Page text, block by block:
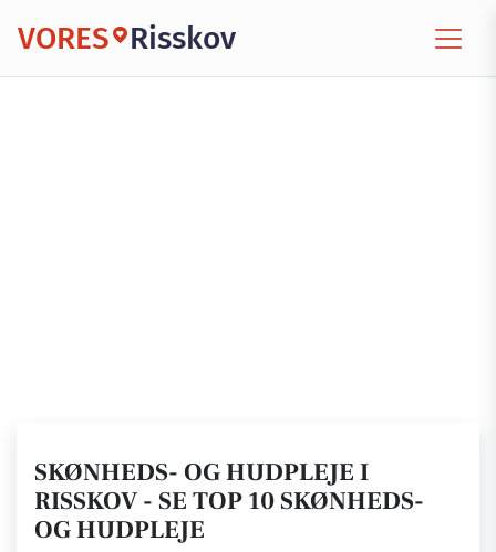
VORES Risskov
SKØNHEDS- OG HUDPLEJE I
RISSKOV - SE TOP 10 SKØNHEDS-
OG HUDPLEJE